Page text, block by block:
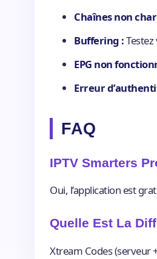
Chaînes non
Buffering :
EPG non
Erreur
FAQ
IPTV Smarters
Oui, l’application est
Quelle Est La
Xtream Codes (serveur